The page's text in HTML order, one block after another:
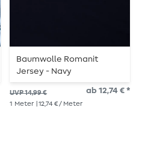
Baumwolle Romanit
Jersey - Navy
UVP 14,99 € ab 12,74 € *
1 Meter | 12,74 € / Meter